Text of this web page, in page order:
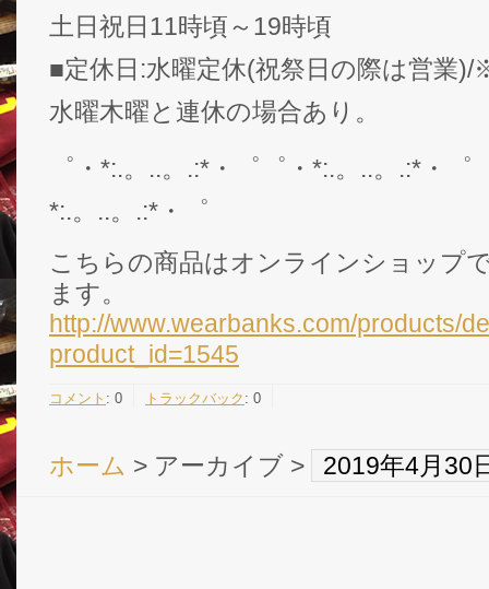
土日祝日11時頃～19時頃
■定休日:水曜定休(祝祭日の際は営業
水曜木曜と連休の場合あり。
゜・*:.。..。.:*・゜゜・*:.。..。.:*・
*:.。..。.:*・゜
こちらの商品はオンラインショップ
ます。
http://www.wearbanks.com/products/
product_id=1545
コメント : 0 トラックバック : 0
ホーム > アーカイブ > 2019年4月30